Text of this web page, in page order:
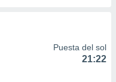
Puesta del sol
21:22